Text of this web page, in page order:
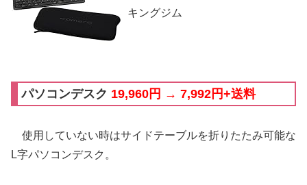
キングジム
パソコンデスク 19,960円 → 7,992円+送料
使用していない時はサイドテーブルを折りたたみ可能な
L字パソコンデスク。